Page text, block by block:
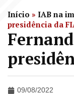
Início » IAB na
presidência da
09/08/2022